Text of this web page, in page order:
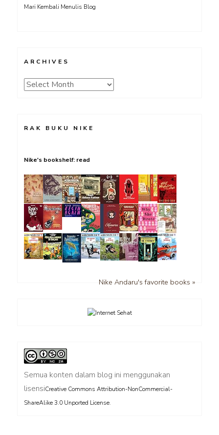
Mari Kembali Menulis Blog
ARCHIVES
Archives
RAK BUKU NIKE
Nike's bookshelf: read
Nike Andaru's favorite books »
Semua konten dalam blog ini menggunakan
lisensiCreative Commons Attribution-NonCommercial-
ShareAlike 3.0 Unported License.